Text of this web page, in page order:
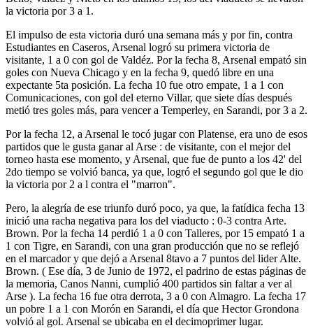
la victoria por 3 a 1.
El impulso de esta victoria duró una semana más y por fin, contra
Estudiantes en Caseros, Arsenal logró su primera victoria de
visitante, 1 a 0 con gol de Valdéz. Por la fecha 8, Arsenal empató sin
goles con Nueva Chicago y en la fecha 9, quedó libre en una
expectante 5ta posición. La fecha 10 fue otro empate, 1 a 1 con
Comunicaciones, con gol del eterno Villar, que siete días después
metió tres goles más, para vencer a Temperley, en Sarandi, por 3 a 2.
Por la fecha 12, a Arsenal le tocó jugar con Platense, era uno de esos
partidos que le gusta ganar al Arse : de visitante, con el mejor del
torneo hasta ese momento, y Arsenal, que fue de punto a los 42' del
2do tiempo se volvió banca, ya que, logró el segundo gol que le dio
la victoria por 2 a l contra el "marron".
Pero, la alegría de ese triunfo duró poco, ya que, la fatídica fecha 13
inició una racha negativa para los del viaducto : 0-3 contra Arte.
Brown. Por la fecha 14 perdió 1 a 0 con Talleres, por 15 empató 1 a
1 con Tigre, en Sarandi, con una gran producción que no se reflejó
en el marcador y que dejó a Arsenal 8tavo a 7 puntos del lider Alte.
Brown. ( Ese día, 3 de Junio de 1972, el padrino de estas páginas de
la memoria, Canos Nanni, cumplió 400 partidos sin faltar a ver al
Arse ). La fecha 16 fue otra derrota, 3 a 0 con Almagro. La fecha 17
un pobre 1 a 1 con Morón en Sarandi, el día que Hector Grondona
volvió al gol. Arsenal se ubicaba en el decimoprimer lugar.